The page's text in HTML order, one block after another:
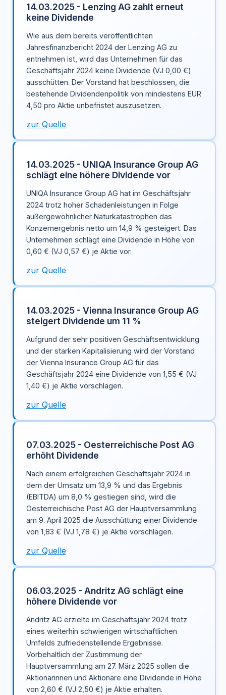
14.03.2025 - Lenzing AG zahlt erneut
keine Dividende
Wie aus dem bereits veröffentlichten
Jahresfinanzbericht 2024 der Lenzing AG zu
entnehmen ist, wird das Unternehmen für das
Geschäftsjahr 2024 keine Dividende (VJ 0,00 €)
ausschütten. Der Vorstand hat beschlossen, die
bestehende Dividendenpolitik von mindestens EUR
4,50 pro Aktie unbefristet auszusetzen.
zur Quelle
14.03.2025 - UNIQA Insurance Group AG
schlägt eine höhere Dividende vor
UNIQA Insurance Group AG hat im Geschäftsjahr
2024 trotz hoher Schadenleistungen in Folge
außergewöhnlicher Naturkatastrophen das
Konzernergebnis netto um 14,9 % gesteigert. Das
Unternehmen schlägt eine Dividende in Höhe von
0,60 € (VJ 0,57 €) je Aktie vor.
zur Quelle
14.03.2025 - Vienna Insurance Group AG
steigert Dividende um 11 %
Aufgrund der sehr positiven Geschäftsentwicklung
und der starken Kapitalisierung wird der Vorstand
der Vienna Insurance Group AG für das
Geschäftsjahr 2024 eine Dividende von 1,55 € (VJ
1,40 €) je Aktie vorschlagen.
zur Quelle
07.03.2025 - Oesterreichische Post AG
erhöht Dividende
Nach einem erfolgreichen Geschäftsjahr 2024 in
dem der Umsatz um 13,9 % und das Ergebnis
(EBITDA) um 8,0 % gestiegen sind, wird die
Oesterreichische Post AG der Hauptversammlung
am 9. April 2025 die Ausschüttung einer Dividende
von 1,83 € (VJ 1,78 €) je Aktie vorschlagen.
zur Quelle
06.03.2025 - Andritz AG schlägt eine
höhere Dividende vor
Andritz AG erzielte im Geschäftsjahr 2024 trotz
eines weiterhin schwierigen wirtschaftlichen
Umfelds zufriedenstellende Ergebnisse.
Vorbehaltlich der Zustimmung der
Hauptversammlung am 27. März 2025 sollen die
Aktionärinnen und Aktionäre eine Dividende in Höhe
von 2,60 € (VJ 2,50 €) je Aktie erhalten.